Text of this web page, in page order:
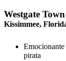
Westgate
Kissimmee,
pirata